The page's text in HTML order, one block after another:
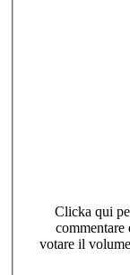
Clicka qui
commentare
votare il